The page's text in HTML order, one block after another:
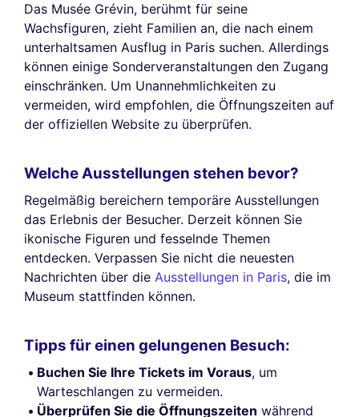
Das Musée Grévin, berühmt für seine
Wachsfiguren, zieht Familien an, die nach einem
unterhaltsamen Ausflug in Paris suchen. Allerdings
können einige Sonderveranstaltungen den Zugang
einschränken. Um Unannehmlichkeiten zu
vermeiden, wird empfohlen, die Öffnungszeiten auf
der offiziellen Website zu überprüfen.
Welche Ausstellungen stehen bevor?
Regelmäßig bereichern temporäre Ausstellungen
das Erlebnis der Besucher. Derzeit können Sie
ikonische Figuren und fesselnde Themen
entdecken. Verpassen Sie nicht die neuesten
Nachrichten über die Ausstellungen in Paris, die im
Museum stattfinden können.
Tipps für einen gelungenen Besuch:
Buchen Sie Ihre Tickets im Voraus, um
Warteschlangen zu vermeiden.
Überprüfen Sie die Öffnungszeiten während